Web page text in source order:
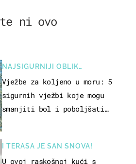
ni ovo
NAJSIGURNIJI OBLIK
REKREACIJE
Vježbe za koljeno u moru: 5
sigurnih vježbi koje mogu
smanjiti bol i poboljšati
I TERASA JE SAN SNOVA!
U ovoj raskošnoj kući s